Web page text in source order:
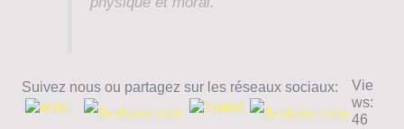
Suivez nous ou partagez sur les réseaux sociaux:
Vie
ws:
46